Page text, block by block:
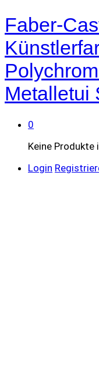
Faber-
Metalletui
0
Keine Produkte
Login